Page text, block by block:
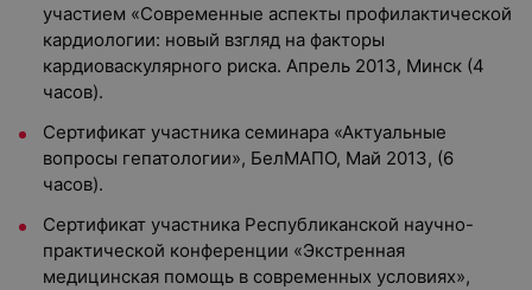
участием «Современные аспекты профилактической
кардиологии: новый взгляд на факторы
кардиоваскулярного риска. Апрель 2013, Минск (4
часов).
Сертификат участника семинара «Актуальные
вопросы гепатологии», БелМАПО, Май 2013, (6
часов).
Сертификат участника Республиканской научно-
практической конференции «Экстренная
медицинская помощь в современных условиях»,